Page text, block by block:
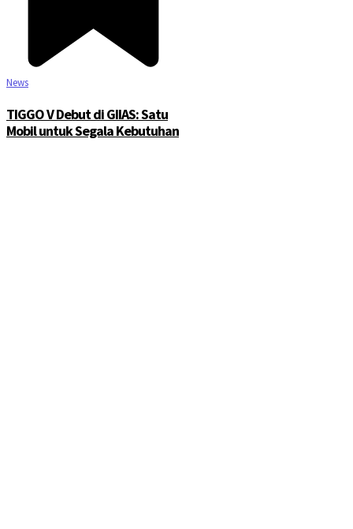
News
TIGGO V Debut di GIIAS: Satu
Mobil untuk Segala Kebutuhan